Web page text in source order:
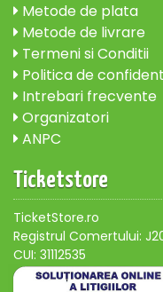
Metode de plata
Metode de livrare
Termeni si Conditii
Politica de
Intrebari frecvente
Organizatori
ANPC
Ticketstore
TicketStore.ro
Registrul Comertului:
CUI: 31112535